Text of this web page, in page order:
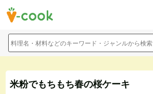
料理名・材料などのキーワード・ジャンルから検索
米粉でもちもち春の桜ケーキ